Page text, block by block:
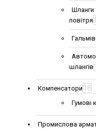
Шланги
повітря
шлангів
Компенсатори 18
Гумові
Промислова